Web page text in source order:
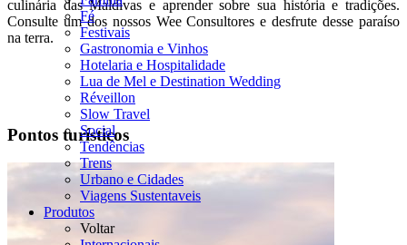
Fé
Festivais
Gastronomia e Vinhos
Hotelaria e Hospitalidade
Lua de Mel e Destination Wedding
Réveillon
Slow Travel
Social
Tendências
Trens
Urbano e Cidades
Viagens Sustentaveis
Produtos
Voltar
culinária das Maldivas e aprender sobre sua história e tradições.
Consulte um dos nossos Wee Consultores e desfrute desse paraíso
na terra.
Pontos turísticos